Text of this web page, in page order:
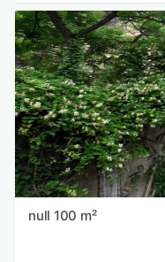
null 100 m²